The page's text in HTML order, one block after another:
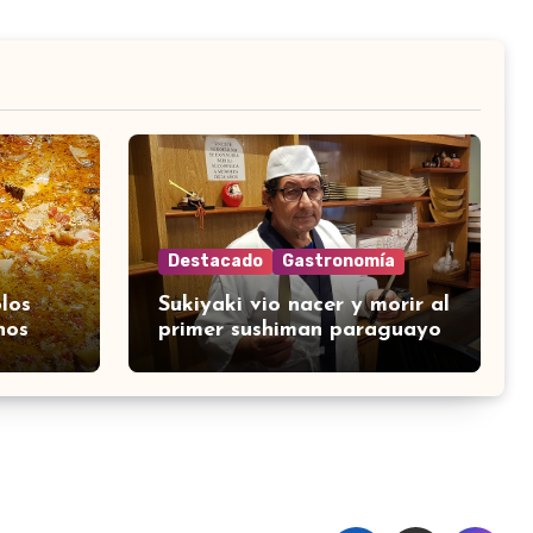
Destacado Gastronomía
Sukiyaki vio nacer y morir al
primer sushiman paraguayo